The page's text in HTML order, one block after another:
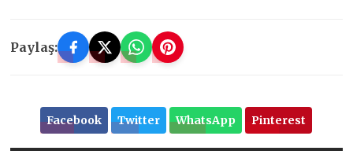
Paylaş:
Facebook Twitter WhatsApp Pinterest